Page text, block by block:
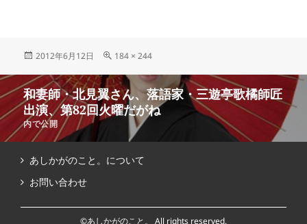
2012年6月12日 184 × 244
和妻師・北見翼さん、落語家・三遊亭歌橘師匠
出演、第82回火曜だがね
内で公開
あしかがのこと。について
お問い合わせ
©あしかがのこと。 All rights reserved.